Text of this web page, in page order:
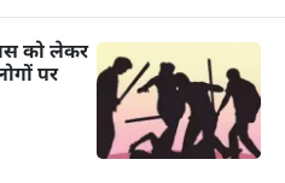
को लेकर
पर